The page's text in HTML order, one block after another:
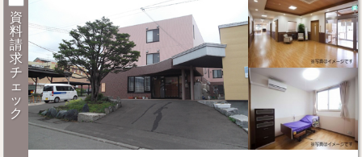
資
料
請
求
チ
ェ
ッ
ク